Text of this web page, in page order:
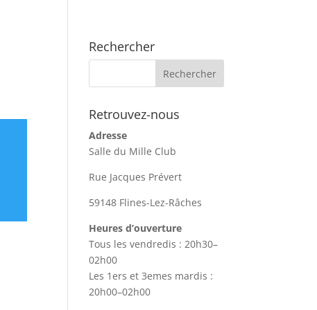
Rechercher
Retrouvez-nous
Adresse
Salle du Mille Club
Rue Jacques Prévert
59148 Flines-Lez-Râches
Heures d’ouverture
Tous les vendredis : 20h30–
02h00
Les 1ers et 3emes mardis :
20h00–02h00